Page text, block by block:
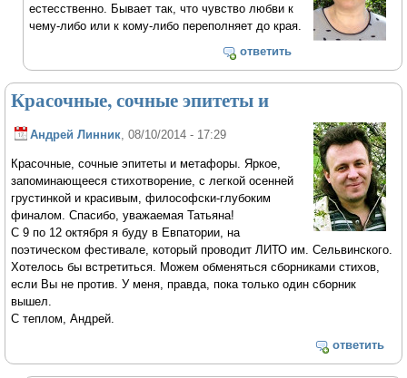
естесственно. Бывает так, что чувство любви к
чему-либо или к кому-либо переполняет до края.
ответить
Красочные, сочные эпитеты и
Андрей Линник , 08/10/2014 - 17:29
Красочные, сочные эпитеты и метафоры. Яркое,
запоминающееся стихотворение, с легкой осенней
грустинкой и красивым, философски-глубоким
финалом. Спасибо, уважаемая Татьяна!
С 9 по 12 октября я буду в Евпатории, на
поэтическом фестивале, который проводит ЛИТО им. Сельвинского.
Хотелось бы встретиться. Можем обменяться сборниками стихов,
если Вы не против. У меня, правда, пока только один сборник
вышел.
С теплом, Андрей.
ответить